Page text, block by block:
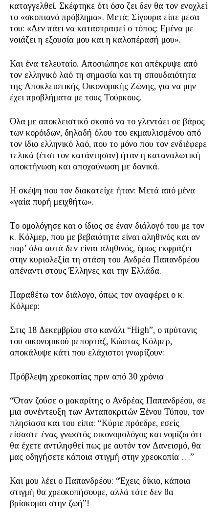
καταγγελθεί. Σκέφτηκε ότι όσο ζει δεν θα τον ενοχλεί
το «σκοπιανό πρόβλημα». Μετά; Σίγουρα είπε μέσα
του: «Δεν πάει να καταστραφεί ο τόπος; Εμένα με
νοιάζει η εξουσία μου και η καλοπέρασή μου».
Και ένα τελευταίο. Αποσιώπησε και απέκρυψε από
τον ελληνικό λαό τη σημασία και τη σπουδαιότητα
της Αποκλειστικής Οικονομικής Ζώνης, για να μην
έχει προβλήματα με τους Τούρκους.
Όλα με αποκλειστικό σκοπό να το γλεντάει σε βάρος
των κορόιδων, δηλαδή όλου του εκμαυλισμένου από
τον ίδιο ελληνικό λαό, που το μόνο που τον ενδιέφερε
τελικά (έτσι τον κατάντησαν) ήταν η καταναλωτική
αποκτήνωση και αποχαύνωση με δανικά.
Η σκέψη που τον διακατείχε ήταν: Μετά από μένα
«γαία πυρή μειχθήτω».
Το ομολόγησε και ο ίδιος σε έναν διάλογό του με τον
κ. Κόλμερ, που με βεβαιότητα είναι αληθινός και αν
παρ’ όλα αυτά δεν είναι αληθινός, όμως εκφράζει
στην κυριολεξία τη στάση του Ανδρέα Παπανδρέου
απέναντι στους Έλληνες και την Ελλάδα.
Παραθέτω τον διάλογο, όπως τον αναφέρει ο κ.
Κόλμερ:
Στις 18 Δεκεμβρίου στο κανάλι “High”, ο πρύτανις
του οικονομικού ρεπορτάζ, Κώστας Κόλμερ,
αποκάλυψε κάτι που ελάχιστοι γνωρίζουν:
Πρόβλεψη χρεοκοπίας πριν από 30 χρόνια
“Όταν ζούσε ο μακαρίτης ο Ανδρέας Παπανδρέου, σε
μια συνέντευξη των Ανταποκριτών Ξένου Τύπου, τον
πλησίασα και του είπα: “Κύριε πρόεδρε, εσείς
είσαστε ένας γνωστός οικονομολόγος και νομίζω ότι
θα έχετε αντιληφθεί πως με αυτόν τον Δανεισμό, θα
μας οδηγήσετε κάποια στιγμή στην χρεοκοπία …”
Και μου λέει ο Παπανδρέου: “Έχεις δίκιο, κάποια
στιγμή θα χρεοκοπήσουμε, αλλά τότε δεν θα
βρίσκομαι στην ζωή”!